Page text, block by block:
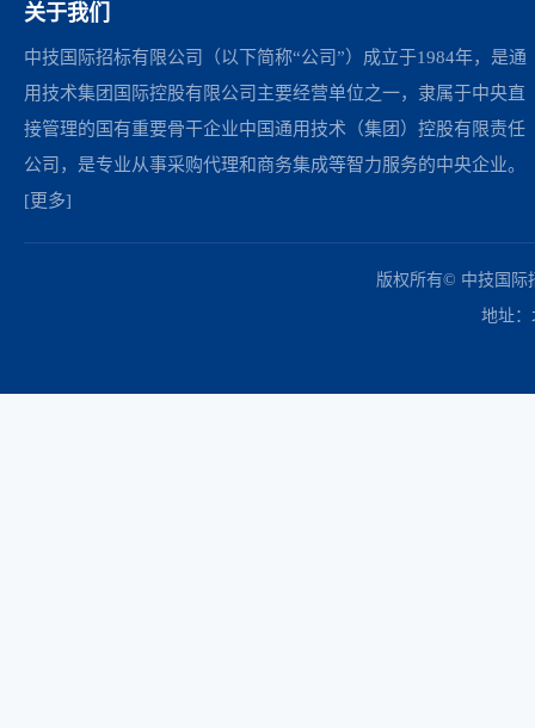
关于我们
中技国际招标有限公司（以下简称“公司”）成立于1984年，是通
用技术集团国际控股有限公司主要经营单位之一，隶属于中央直
接管理的国有重要骨干企业中国通用技术（集团）控股有限责任
公司，是专业从事采购代理和商务集成等智力服务的中央企业。
[更多]
版权所有© 中技国际
地址：